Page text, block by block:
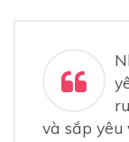
và sắp yêu